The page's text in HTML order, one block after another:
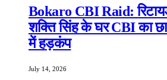
Bokaro CBI Raid:
शक्ति सिंह के घर CBI का
में हड़कंप
July 14, 2026